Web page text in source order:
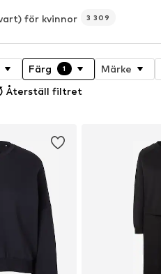
för kvinnor 3 309
Färg 1 Märke
Återställ filtret